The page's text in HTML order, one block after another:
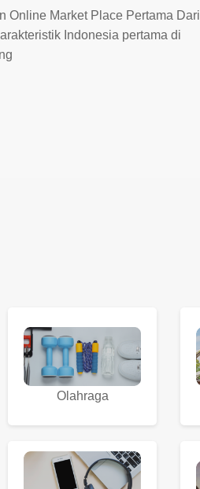
Online Market Place Pertama Dari
Indonesia pertama di
Olahraga